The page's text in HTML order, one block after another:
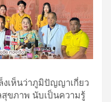
งเห็นว่าภูมิปัญญาเกี่ยว
ขภาพ นับเป็นความรู้